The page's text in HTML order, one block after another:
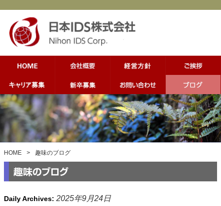
HOME > 趣味のブログ
Daily Archives: 2025年9月24日